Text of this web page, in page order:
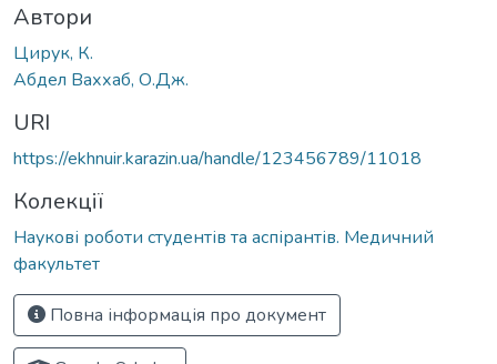
Автори
Цирук, К.
Абдел Ваххаб, О.Дж.
URI
https://ekhnuir.karazin.ua/handle/123456789/11018
Колекції
Наукові роботи студентів та аспірантів. Медичний
факультет
Повна інформація про документ